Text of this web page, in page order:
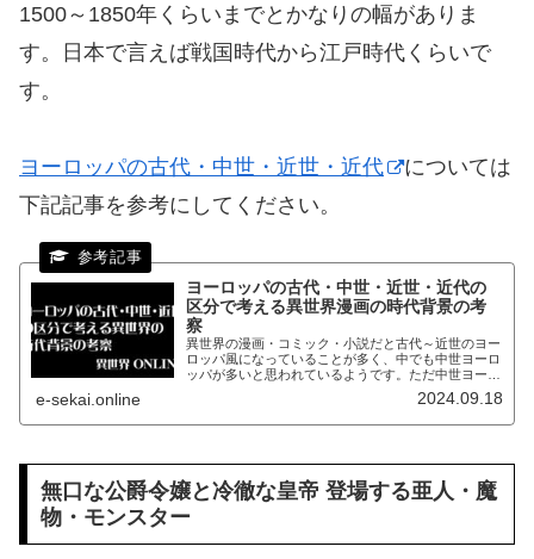
1500～1850年くらいまでとかなりの幅がありま
す。日本で言えば戦国時代から江戸時代くらいで
す。
ヨーロッパの古代・中世・近世・近代
については
下記記事を参考にしてください。
ヨーロッパの古代・中世・近世・近代の
区分で考える異世界漫画の時代背景の考
察
異世界の漫画・コミック・小説だと古代～近世のヨー
ロッパ風になっていることが多く、中でも中世ヨーロ
ッパが多いと思われているようです。ただ中世ヨーロ
ッパというよりは近世ヨーロッパがモデルになってい
e-sekai.online 2024.09.18
無口な公爵令嬢と冷徹な皇帝 登場する亜人・魔
物・モンスター